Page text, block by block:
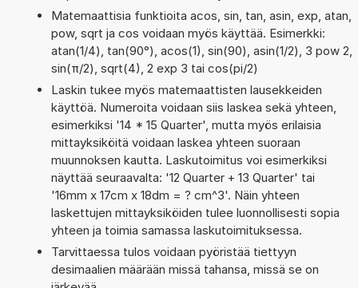
Matemaattisia funktioita acos, sin, tan, asin, exp, atan,
pow, sqrt ja cos voidaan myös käyttää. Esimerkki:
atan(1/4), tan(90°), acos(1), sin(90), asin(1/2), 3 pow 2,
sin(π/2), sqrt(4), 2 exp 3 tai cos(pi/2)
Laskin tukee myös matemaattisten lausekkeiden
käyttöä. Numeroita voidaan siis laskea sekä yhteen,
esimerkiksi '14 * 15 Quarter', mutta myös erilaisia
mittayksiköitä voidaan laskea yhteen suoraan
muunnoksen kautta. Laskutoimitus voi esimerkiksi
näyttää seuraavalta: '12 Quarter + 13 Quarter' tai
'16mm x 17cm x 18dm = ? cm^3'. Näin yhteen
laskettujen mittayksiköiden tulee luonnollisesti sopia
yhteen ja toimia samassa laskutoimituksessa.
Tarvittaessa tulos voidaan pyöristää tiettyyn
desimaalien määrään missä tahansa, missä se on